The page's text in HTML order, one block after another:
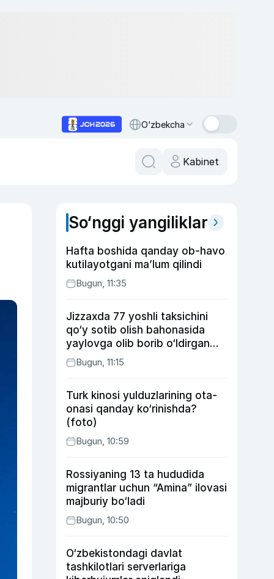
O‘zbekcha
Kabinet
So‘nggi yangiliklar
Hafta boshida qanday ob-havo
kutilayotgani ma’lum qilindi
Bugun, 11:35
Jizzaxda 77 yoshli taksichini
qo‘y sotib olish bahonasida
yaylovga olib borib o‘ldirgan
yigit 20 yilga qamaldi
Bugun, 11:15
Turk kinosi yulduzlarining ota-
onasi qanday ko‘rinishda?
(foto)
Bugun, 10:59
Rossiyaning 13 ta hududida
migrantlar uchun “Amina” ilovasi
majburiy bo‘ladi
Bugun, 10:50
O‘zbekistondagi davlat
tashkilotlari serverlariga